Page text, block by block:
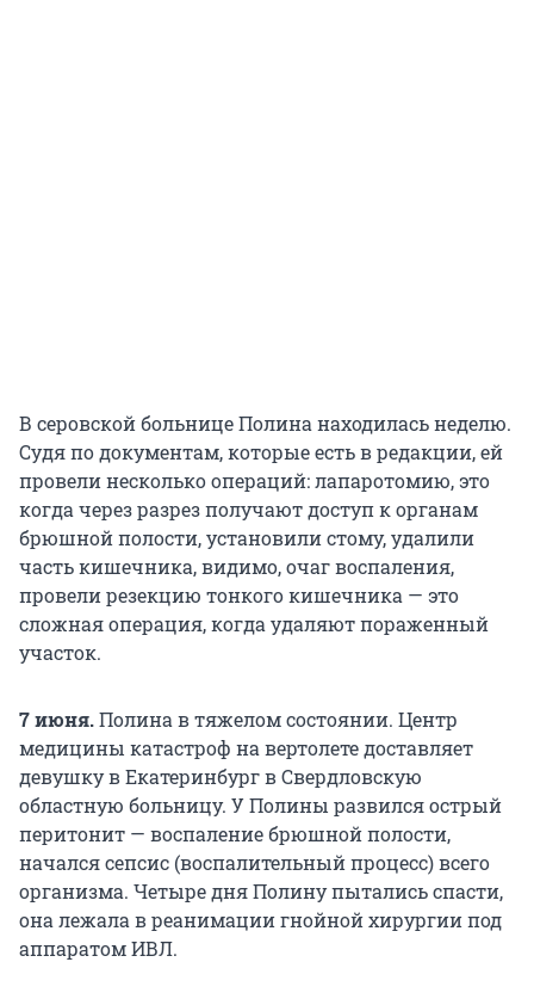
В серовской больнице Полина находилась неделю.
Судя по документам, которые есть в редакции, ей
провели несколько операций: лапаротомию, это
когда через разрез получают доступ к органам
брюшной полости, установили стому, удалили
часть кишечника, видимо, очаг воспаления,
провели резекцию тонкого кишечника — это
сложная операция, когда удаляют пораженный
участок.
7 июня.Полина в тяжелом состоянии. Центр
медицины катастроф на вертолете доставляет
девушку в Екатеринбург в Свердловскую
областную больницу. У Полины развился острый
перитонит — воспаление брюшной полости,
начался сепсис (воспалительный процесс) всего
организма. Четыре дня Полину пытались спасти,
она лежала в реанимации гнойной хирургии под
аппаратом ИВЛ.